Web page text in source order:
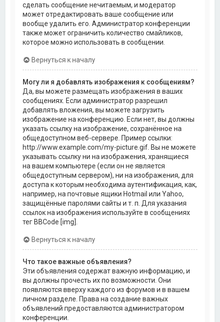
сделать сообщение нечитаемым, и модератор
может отредактировать ваше сообщение или
вообще удалить его. Администратор конференции
также может ограничить количество смайликов,
которое можно использовать в сообщении.
Вернуться к началу
Могу ли я добавлять изображения к сообщениям?
Да, вы можете размещать изображения в ваших
сообщениях. Если администратор разрешил
добавлять вложения, вы можете загрузить
изображение на конференцию. Если нет, вы должны
указать ссылку на изображение, сохранённое на
общедоступном веб-сервере. Пример ссылки:
http://www.example.com/my-picture.gif. Вы не можете
указывать ссылку ни на изображения, хранящиеся
на вашем компьютере (если он не является
общедоступным сервером), ни на изображения, для
доступа к которым необходима аутентификация, как,
например, на почтовые ящики Hotmail или Yahoo,
защищённые паролями сайты и т. п. Для указания
ссылок на изображения используйте в сообщениях
тег BBCode [img].
Вернуться к началу
Что такое важные объявления?
Эти объявления содержат важную информацию, и
вы должны прочесть их по возможности. Они
появляются вверху каждого из форумов и в вашем
личном разделе. Права на создание важных
объявлений предоставляются администратором
конференции.